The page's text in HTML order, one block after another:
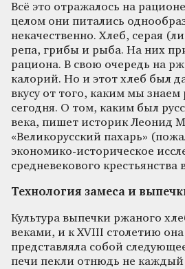
Всё это отражалось на
целом они питались
некачественно. Хлеб, серая
репа, грибы и рыба. На них
рациона. В свою очередь на
калорий. Но и этот хлеб был
вкусу от того, каким мы
сегодня. О том, каким был
века, пишет историк Леонид
«Великорусский пахарь»
экономико-историческое
средневекового крестьянства
Технология замеса и
Культура выпечки ржаного
веками, и к XVIII столетию
представляла собой
печи пекли отнюдь не каждый